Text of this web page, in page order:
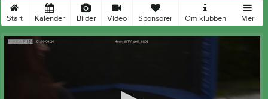
Start Kalender Bilder Video Sponsorer Om klubben Mer